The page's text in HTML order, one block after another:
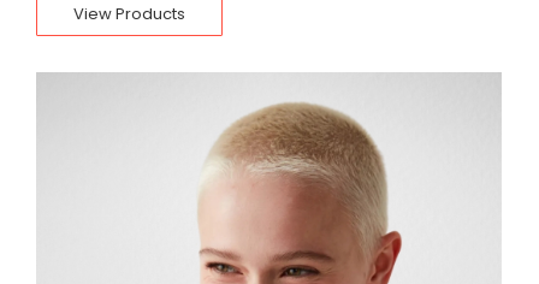
View Products